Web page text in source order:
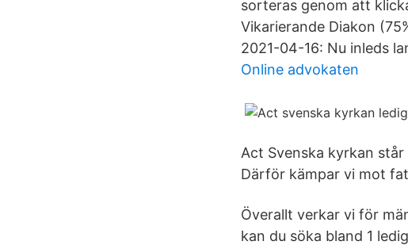
sorteras genom att
Vikarierande Diakon
2021-04-16: Nu inleds
Online advokaten
Act Svenska kyrkan
Därför kämpar vi mot
Överallt verkar vi för
kan du söka bland 1